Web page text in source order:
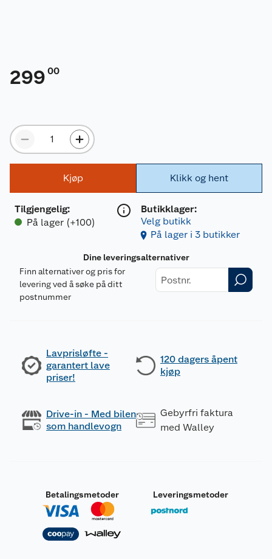
299 00
Kjøp
Tilgjengelig:
På lager (+100)
Klikk og hent
Butikklager:
Velg butikk
På lager i 3 butikker
Dine leveringsalternativer
Finn alternativer og pris for
levering ved å søke på ditt
postnummer
Lavprisløfte -
garantert lave
priser!
120 dagers åpent
kjøp
Drive-in - Med bilen
som handlevogn
Gebyrfri faktura
med Walley
Betalingsmetoder Leveringsmetoder